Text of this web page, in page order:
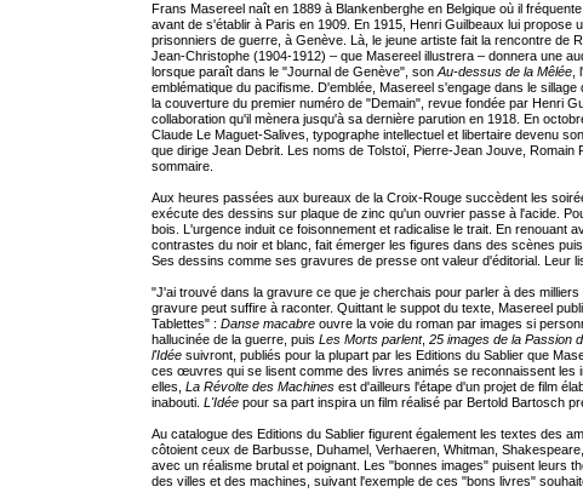
Frans Masereel naît en 1889 à Blankenberghe en Belgique où il
avant de s'établir à Paris en 1909. En 1915, Henri Guilbeaux lui propose
prisonniers de guerre, à Genève. Là, le jeune artiste fait la rencontre de
Jean-Christophe (1904-1912) – que Masereel illustrera – donnera une
lorsque paraît dans le "Journal de Genève", son Au-dessus de la Mêlée
emblématique du pacifisme. D'emblée, Masereel s'engage dans le
la couverture du premier numéro de "Demain", revue fondée par Henri
collaboration qu'il mènera jusqu'à sa dernière parution en 1918. En
Claude Le Maguet-Salives, typographe intellectuel et libertaire devenu
que dirige Jean Debrit. Les noms de Tolstoï, Pierre-Jean Jouve, Romain
sommaire.
Aux heures passées aux bureaux de la Croix-Rouge succèdent les
exécute des dessins sur plaque de zinc qu'un ouvrier passe à l'acide.
bois. L'urgence induit ce foisonnement et radicalise le trait. En renouant
contrastes du noir et blanc, fait émerger les figures dans des scènes
Ses dessins comme ses gravures de presse ont valeur d'éditorial. Leur
"J'ai trouvé dans la gravure ce que je cherchais pour parler à des
gravure peut suffire à raconter. Quittant le suppot du texte, Masereel
Tablettes" : Danse macabre ouvre la voie du roman par images si
hallucinée de la guerre, puis Les Morts parlent, 25 images de la Passion
l'Idée suivront, publiés pour la plupart par les Editions du Sablier que
ces œuvres qui se lisent comme des livres animés se reconnaissent les
elles, La Révolte des Machines est d'ailleurs l'étape d'un projet de film
inabouti. L'Idée pour sa part inspira un film réalisé par Bertold Bartosch
Au catalogue des Editions du Sablier figurent également les textes des
côtoient ceux de Barbusse, Duhamel, Verhaeren, Whitman,
avec un réalisme brutal et poignant. Les "bonnes images" puisent leurs
des villes et des machines, suivant l'exemple de ces "bons livres"